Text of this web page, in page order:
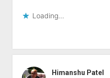
Loading...
Himanshu Patel